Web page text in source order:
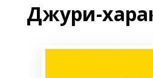
ELVIS atvyksta
Джури-